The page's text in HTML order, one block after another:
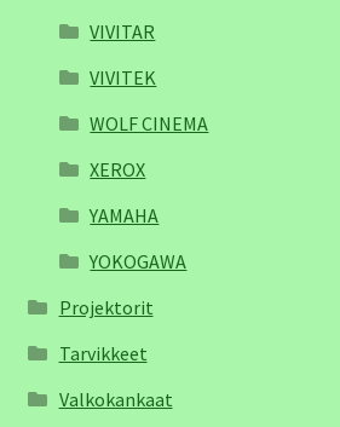
VIVITAR
VIVITEK
WOLF CINEMA
XEROX
YAMAHA
YOKOGAWA
Projektorit
Tarvikkeet
Valkokankaat